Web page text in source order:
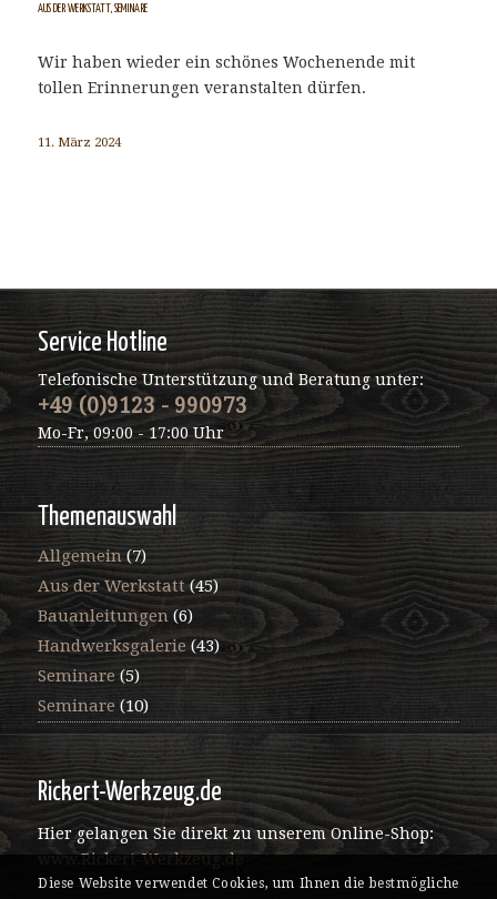
AUS DER WERKSTATT , SEMINARE
Wir haben wieder ein schönes Wochenende mit
tollen Erinnerungen veranstalten dürfen.
11. März 2024
Service Hotline
Telefonische Unterstützung und Beratung unter:
+49 (0)9123 - 990973
Mo-Fr, 09:00 - 17:00 Uhr
Themenauswahl
Allgemein(7)
Aus der Werkstatt(45)
Bauanleitungen(6)
Handwerksgalerie(43)
Seminare (5)
Seminare(10)
Rickert-Werkzeug.de
Hier gelangen Sie direkt zu unserem Online-Shop:
www.Rickert-Werkzeug.de
Diese Website verwendet Cookies, um Ihnen die bestmögliche